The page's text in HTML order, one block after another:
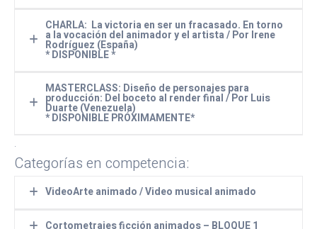
CHARLA: La victoria en ser un fracasado. En torno
a la vocación del animador y el artista / Por Irene
Rodríguez (España)
* DISPONIBLE *
MASTERCLASS: Diseño de personajes para
producción: Del boceto al render final / Por Luis
Duarte (Venezuela)
* DISPONIBLE PRÓXIMAMENTE*
.Disponible próximamente.
.
.
Categorías en competencia:
VideoArte animado / Video musical animado
Cortometrajes ficción animados – BLOQUE 1